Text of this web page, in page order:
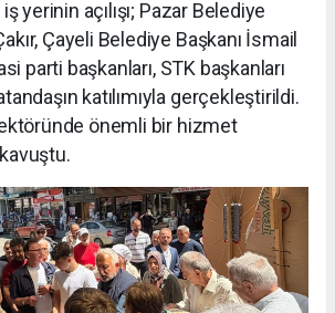
yerinin açılışı; Pazar Belediye
Çayeli Belediye Başkanı İsmail
parti başkanları, STK başkanları
katılımıyla gerçekleştirildi.
önemli bir hizmet